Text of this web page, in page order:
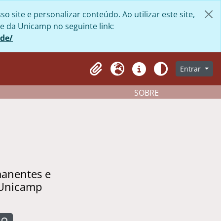
site e personalizar conteúdo. Ao utilizar este site,
da Unicamp no seguinte link:
Clipboard
Idioma AtalhosAparênciaEntrar
SOBRE
e